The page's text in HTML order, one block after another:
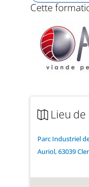
Cette
Lieu
Parc Industriel
Auriol, 63039